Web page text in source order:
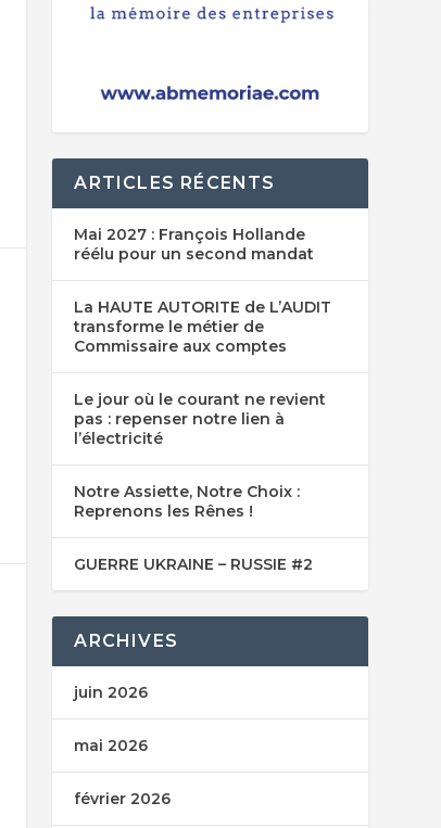
ARTICLES RÉCENTS
Mai 2027 : François Hollande
réélu pour un second mandat
La HAUTE AUTORITE de L’AUDIT
transforme le métier de
Commissaire aux comptes
Le jour où le courant ne revient
pas : repenser notre lien à
l’électricité
Notre Assiette, Notre Choix :
Reprenons les Rênes !
GUERRE UKRAINE – RUSSIE #2
ARCHIVES
juin 2026
mai 2026
février 2026